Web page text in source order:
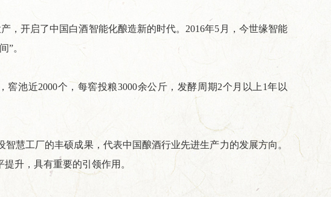
从田间到舌尖,今世缘积极探...
开启了中国白酒智能化酿造新的时代。2016年5月，今世缘智能
”。
池近2000个，每窖投粮3000余公斤，发酵周期2个月以上1年以
工厂的丰硕成果，代表中国酿酒行业先进生产力的发展方向。
升，具有重要的引领作用。